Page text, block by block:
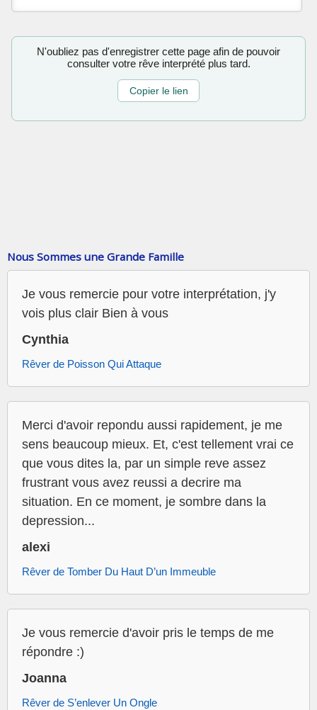
N'oubliez pas d'enregistrer cette page afin de pouvoir
consulter votre rêve interprété plus tard.
Copier le lien
Nous Sommes une Grande Famille
Je vous remercie pour votre interprétation, j'y
vois plus clair Bien à vous
Cynthia
Rêver de Poisson Qui Attaque
Merci d'avoir repondu aussi rapidement, je me
sens beaucoup mieux. Et, c'est tellement vrai ce
que vous dites la, par un simple reve assez
frustrant vous avez reussi a decrire ma
situation. En ce moment, je sombre dans la
depression...
alexi
Rêver de Tomber Du Haut D’un Immeuble
Je vous remercie d'avoir pris le temps de me
répondre :)
Joanna
Rêver de S’enlever Un Ongle